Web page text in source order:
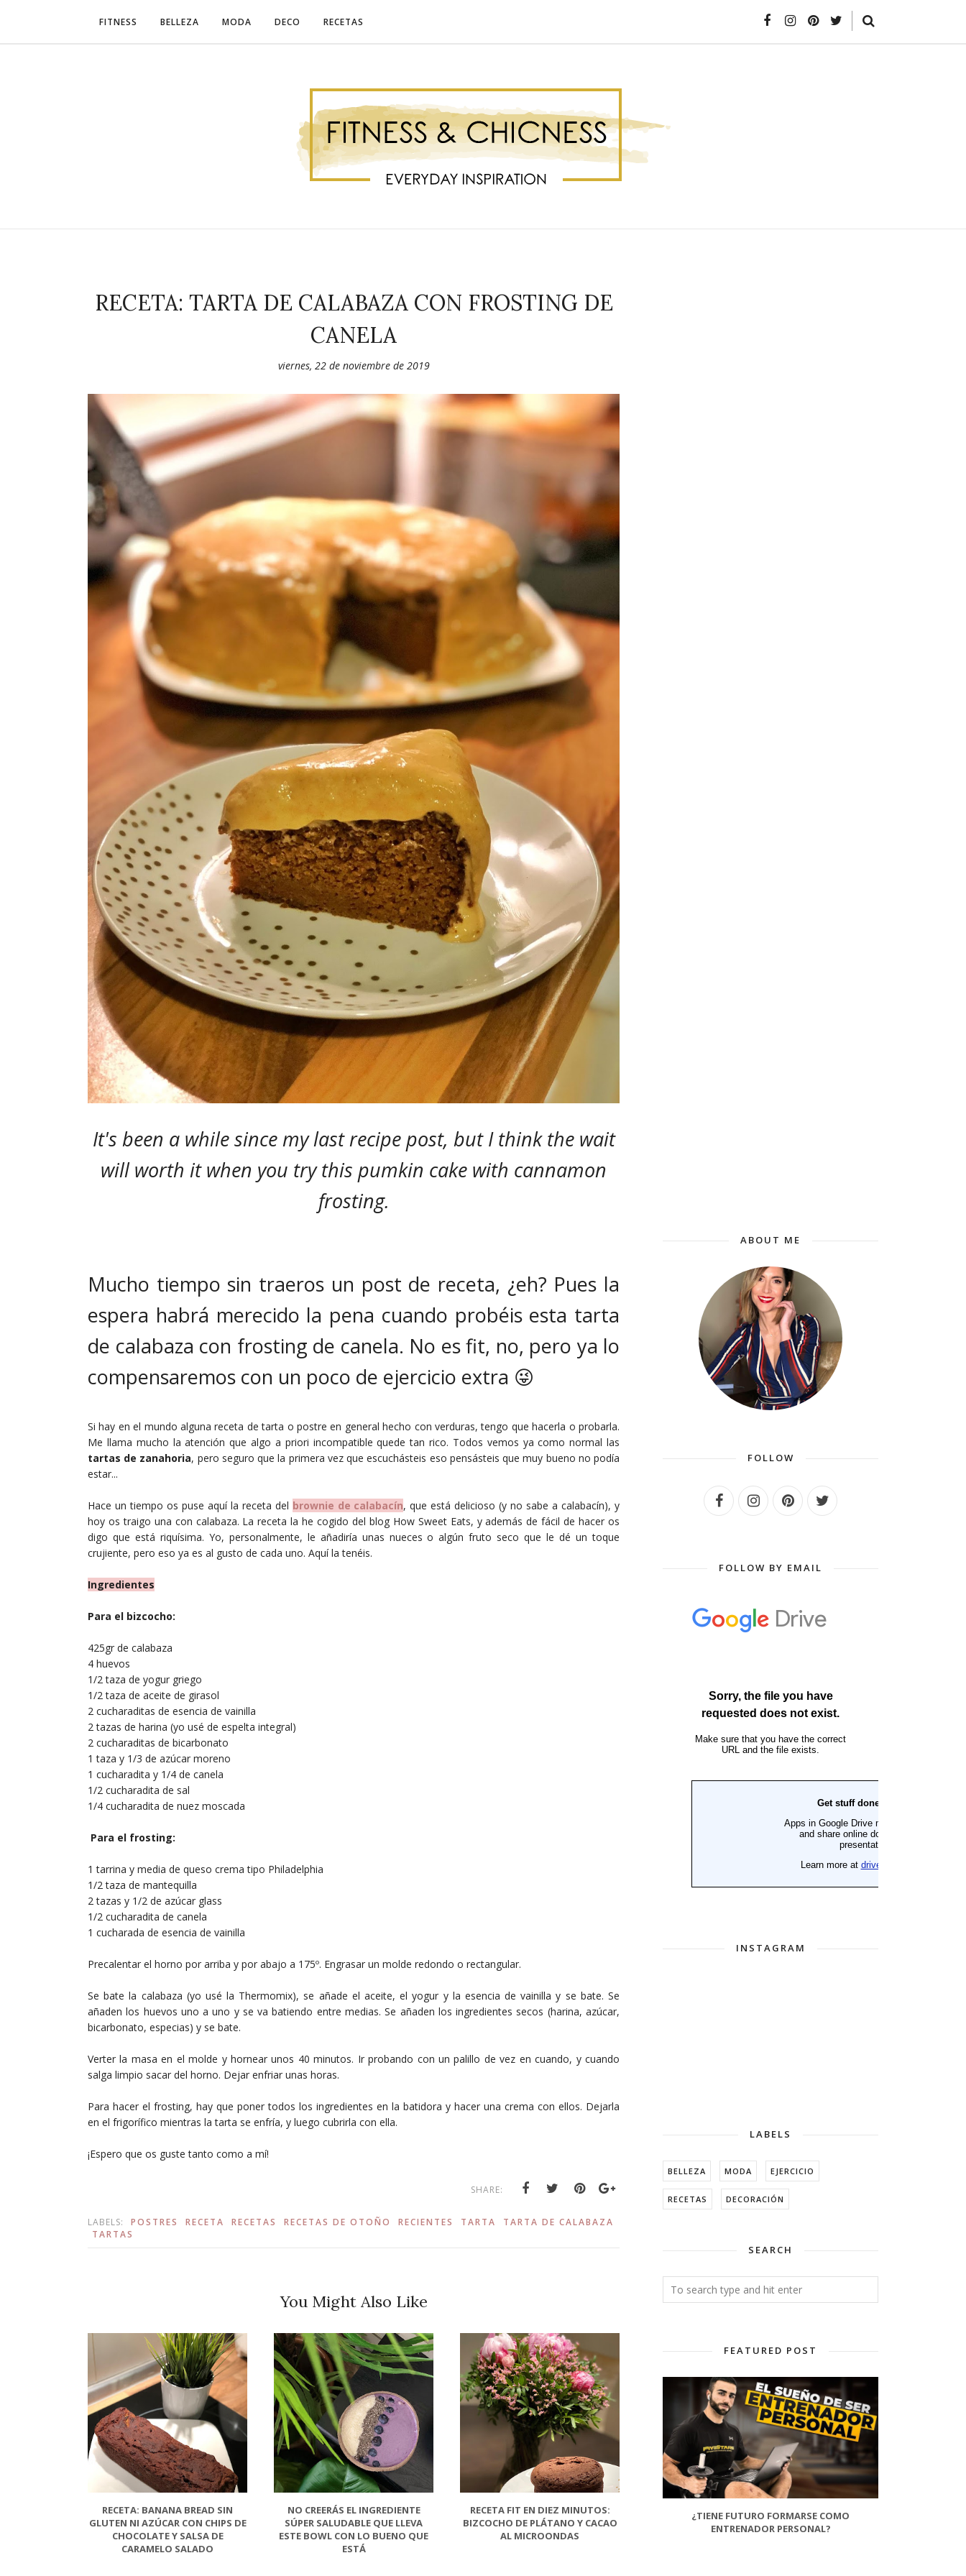
FITNESS BELLEZA MODA DECO RECETAS
RECETA: TARTA DE CALABAZA CON FROSTING DE
CANELA
viernes, 22 de noviembre de 2019
It's been a while since my last recipe post, but I think the wait
will worth it when you try this pumkin cake with cannamon
frosting.
Mucho tiempo sin traeros un post de receta, ¿eh? Pues la
espera habrá merecido la pena cuando probéis esta tarta
de calabaza con frosting de canela. No es fit, no, pero ya lo
compensaremos con un poco de ejercicio extra 😜
Si hay en el mundo alguna receta de tarta o postre en general hecho con verduras, tengo que hacerla o probarla.
Me llama mucho la atención que algo a priori incompatible quede tan rico. Todos vemos ya como normal las
tartas de zanahoria, pero seguro que la primera vez que escuchásteis eso pensásteis que muy bueno no podía
estar...
Hace un tiempo os puse aquí la receta del brownie de calabacín, que está delicioso (y no sabe a calabacín), y
hoy os traigo una con calabaza. La receta la he cogido del blog How Sweet Eats, y además de fácil de hacer os
digo que está riquísima. Yo, personalmente, le añadiría unas nueces o algún fruto seco que le dé un toque
crujiente, pero eso ya es al gusto de cada uno. Aquí la tenéis.
Ingredientes
Para el bizcocho:
425gr de calabaza
4 huevos
1/2 taza de yogur griego
1/2 taza de aceite de girasol
2 cucharaditas de esencia de vainilla
2 tazas de harina (yo usé de espelta integral)
2 cucharaditas de bicarbonato
1 taza y 1/3 de azúcar moreno
1 cucharadita y 1/4 de canela
1/2 cucharadita de sal
1/4 cucharadita de nuez moscada
Para el frosting:
1 tarrina y media de queso crema tipo Philadelphia
1/2 taza de mantequilla
2 tazas y 1/2 de azúcar glass
1/2 cucharadita de canela
1 cucharada de esencia de vainilla
Precalentar el horno por arriba y por abajo a 175º. Engrasar un molde redondo o rectangular.
Se bate la calabaza (yo usé la Thermomix), se añade el aceite, el yogur y la esencia de vainilla y se bate. Se
añaden los huevos uno a uno y se va batiendo entre medias. Se añaden los ingredientes secos (harina, azúcar,
bicarbonato, especias) y se bate.
Verter la masa en el molde y hornear unos 40 minutos. Ir probando con un palillo de vez en cuando, y cuando
salga limpio sacar del horno. Dejar enfriar unas horas.
Para hacer el frosting, hay que poner todos los ingredientes en la batidora y hacer una crema con ellos. Dejarla
en el frigorífico mientras la tarta se enfría, y luego cubrirla con ella.
¡Espero que os guste tanto como a mí!
SHARE:
LABELS: POSTRES RECETA RECETAS RECETAS DE OTOÑO RECIENTES TARTA
TARTA DE CALABAZA
TARTAS
You Might Also Like
RECETA: BANANA BREAD SIN
GLUTEN NI AZÚCAR CON CHIPS DE
CHOCOLATE Y SALSA DE
CARAMELO SALADO
NO CREERÁS EL INGREDIENTE
SÚPER SALUDABLE QUE LLEVA
ESTE BOWL CON LO BUENO QUE
ESTÁ
RECETA FIT EN DIEZ MINUTOS:
BIZCOCHO DE PLÁTANO Y CACAO
AL MICROONDAS
ABOUT ME
FOLLOW
FOLLOW BY EMAIL
INSTAGRAM
LABELS
BELLEZA MODA EJERCICIO
RECETAS DECORACIÓN
SEARCH
FEATURED POST
¿TIENE FUTURO FORMARSE COMO
ENTRENADOR PERSONAL?